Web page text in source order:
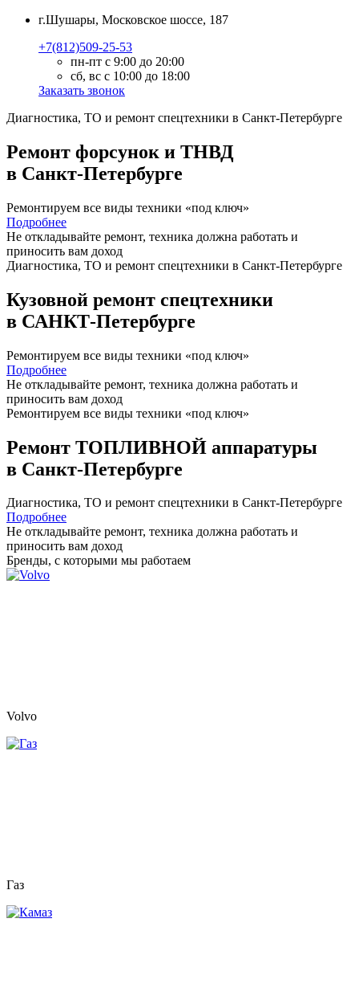
г.Шушары, Московское шоссе, 187
+7(812)509-25-53
пн-пт с 9:00 до 20:00
сб, вс с 10:00 до 18:00
Заказать звонок
Диагностика, ТО и ремонт спецтехники в Санкт-Петербурге
Ремонт форсунок и ТНВД
в Санкт-Петербурге
Ремонтируем все виды техники «под ключ»
Подробнее
Не откладывайте ремонт, техника должна работать и
приносить вам доход
Диагностика, ТО и ремонт спецтехники в Санкт-Петербурге
Кузовной ремонт спецтехники
в САНКТ-Петербурге
Ремонтируем все виды техники «под ключ»
Подробнее
Не откладывайте ремонт, техника должна работать и
приносить вам доход
Ремонтируем все виды техники «под ключ»
Ремонт ТОПЛИВНОЙ аппаратуры
в Санкт-Петербурге
Диагностика, ТО и ремонт спецтехники в Санкт-Петербурге
Подробнее
Не откладывайте ремонт, техника должна работать и
приносить вам доход
Бренды, с которыми мы работаем
Volvo
Газ